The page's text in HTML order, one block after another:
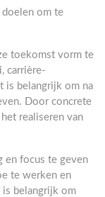
om te
toekomst vorm te
carrière-
is belangrijk om na
Door concrete
realiseren van
en focus te geven
te werken en
belangrijk om